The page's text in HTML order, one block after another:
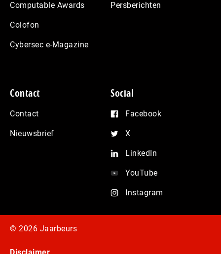
Computable Awards
Colofon
Cybersec e-Magazine
Persberichten
Contact
Contact
Nieuwsbrief
Social
Facebook
X
LinkedIn
YouTube
Instagram
© 2026 Jaarbeurs